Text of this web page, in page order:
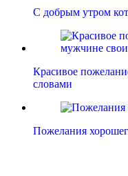
С добрым утром
Красивое
словами
Пожелания